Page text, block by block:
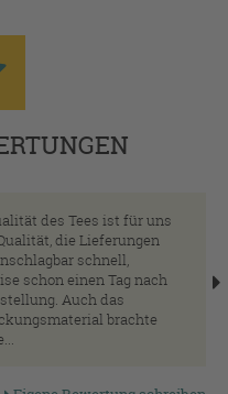
des Tees ist für uns
die Lieferungen
schnell,
schon einen Tag nach
Auch das
brachte